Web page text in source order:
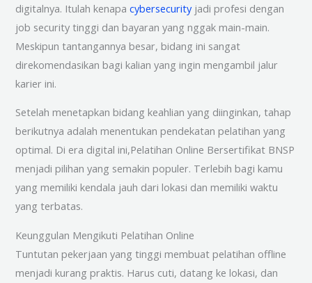
digitalnya. Itulah kenapacybersecurity jadi profesi dengan
job security tinggi dan bayaran yang nggak main-main.
Meskipun tantangannya besar, bidang ini sangat
direkomendasikan bagi kalian yang ingin mengambil jalur
karier ini.
Setelah menetapkan bidang keahlian yang diinginkan, tahap
berikutnya adalah menentukan pendekatan pelatihan yang
optimal. Di era digital ini,Pelatihan Online Bersertifikat BNSP
menjadi pilihan yang semakin populer. Terlebih bagi kamu
yang memiliki kendala jauh dari lokasi dan memiliki waktu
yang terbatas.
Keunggulan Mengikuti Pelatihan Online
Tuntutan pekerjaan yang tinggi membuat pelatihan offline
menjadi kurang praktis. Harus cuti, datang ke lokasi, dan